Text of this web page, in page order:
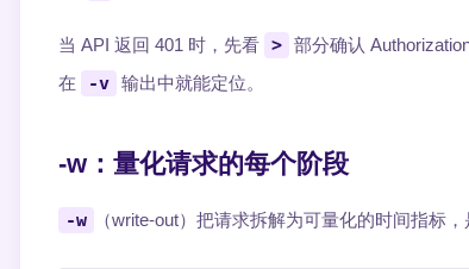
当 API 返回 401 时，先看 > 部分确认
在
-v 输出中就能定位。
-w：量化请求的每个阶段
-w （write-out）把请求拆解为可量化的时间指标